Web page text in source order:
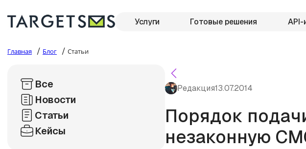
Услуги Готовые решения API-
Главная / Блог / Статьи
Все
Новости
Статьи
Кейсы
Редакция13.07.2014
Порядок
незаконную